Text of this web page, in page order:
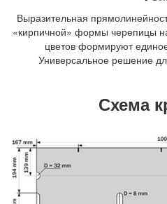
Выразительная
«кирпичной» формы черепицы
цветов формируют
Универсальное решение
Схема